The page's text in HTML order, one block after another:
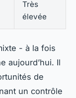
Très
élevée
- à la fois
aujourd’hui. Il
de
un contrôle